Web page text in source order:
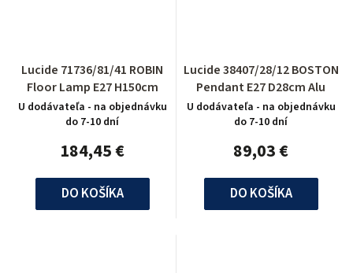
Lucide 71736/81/41 ROBIN
Floor Lamp E27 H150cm
U dodávateľa - na objednávku
do 7-10 dní
184,45 €
DO KOŠÍKA
Lucide 38407/28/12 BOSTON
Pendant E27 D28cm Alu
U dodávateľa - na objednávku
do 7-10 dní
89,03 €
DO KOŠÍKA